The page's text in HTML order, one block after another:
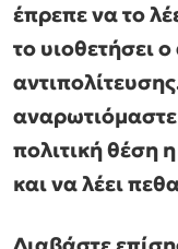
έπρεπε να το
το υιοθετήσει
πολιτική θέση
και να λέει